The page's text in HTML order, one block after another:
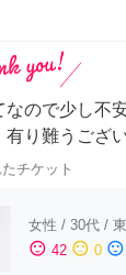
なので少し不
有り難うござ
チケット
女性 / 30代 /
sentiment_satisfied 42 sentiment_neutral 0 sentiment_dissatisfied